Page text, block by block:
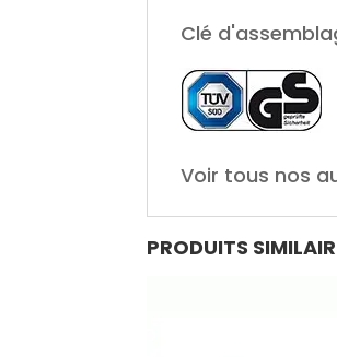
Clé
Voir tous nos
PRODUITS